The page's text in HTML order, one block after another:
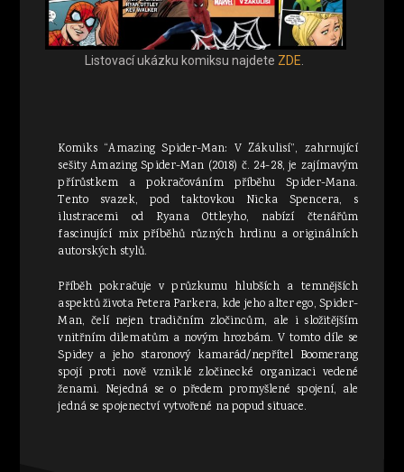
Listovací ukázku komiksu najdete ZDE
Komiks “Amazing Spider-Man: V Zákulisí”, zahrnující
sešity Amazing Spider-Man (2018) č. 24-28, je zajímavým
přírůstkem a pokračováním příběhu Spider-Mana.
Tento svazek, pod taktovkou Nicka Spencera, s
ilustracemi od Ryana Ottleyho, nabízí čtenářům
fascinující mix příběhů různých hrdinu a originálních
autorských stylů.
Příběh pokračuje v průzkumu hlubších a temnějších
aspektů života Petera Parkera, kde jeho alter ego, Spider-
Man, čelí nejen tradičním zločincům, ale i složitějším
vnitřním dilematům a novým hrozbám. V tomto díle se
Spidey a jeho staronový kamarád/nepřítel Boomerang
spojí proti nově vzniklé zločinecké organizaci vedené
ženami. Nejedná se o předem promyšlené spojení, ale
jedná se spojenectví vytvořené na popud situace.